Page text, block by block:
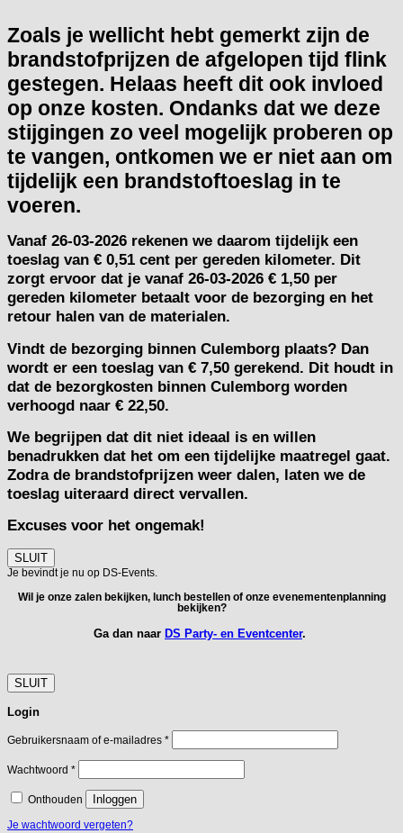
Zoals je wellicht hebt gemerkt zijn de
brandstofprijzen de afgelopen tijd flink
gestegen. Helaas heeft dit ook invloed
op onze kosten. Ondanks dat we deze
stijgingen zo veel mogelijk proberen op
te vangen, ontkomen we er niet aan om
tijdelijk een brandstoftoeslag in te
voeren.
Vanaf 26-03-2026 rekenen we daarom tijdelijk een
toeslag van € 0,51 cent per gereden kilometer. Dit
zorgt ervoor dat je vanaf 26-03-2026 € 1,50 per
gereden kilometer betaalt voor de bezorging en het
retour halen van de materialen.
Vindt de bezorging binnen Culemborg plaats? Dan
wordt er een toeslag van € 7,50 gerekend. Dit houdt in
dat de bezorgkosten binnen Culemborg worden
verhoogd naar € 22,50.
We begrijpen dat dit niet ideaal is en willen
benadrukken dat het om een tijdelijke maatregel gaat.
Zodra de brandstofprijzen weer dalen, laten we de
toeslag uiteraard direct vervallen.
Excuses voor het ongemak!
SLUIT
Je bevindt je nu op DS-Events.
Wil je onze zalen bekijken, lunch bestellen of onze evenementenplanning
bekijken?
Ga dan naar DS Party- en Eventcenter.
SLUIT
Login
Gebruikersnaam of e-mailadres *Vereist
Wachtwoord *Vereist
Onthouden Inloggen
Je wachtwoord vergeten?